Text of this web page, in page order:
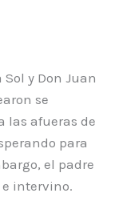
y Don Juan
se
las afueras de
para
el padre
e intervino.